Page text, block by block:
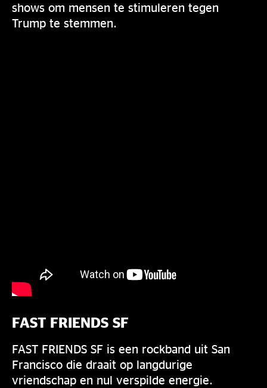
shows om mensen te stimuleren tegen
Trump te stemmen.
FAST FRIENDS SF
FAST FRIENDS SF is een rockband uit San
Francisco die draait op langdurige
vriendschap en nul verspilde energie.